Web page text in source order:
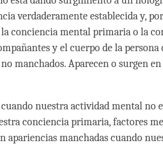
verdaderamente establecida y,
conciencia mental primaria o la
y el cuerpo de la persona
manchados. Aparecen o surgen
nuestra actividad mental no
conciencia primaria, factores
apariencias manchadas cuando